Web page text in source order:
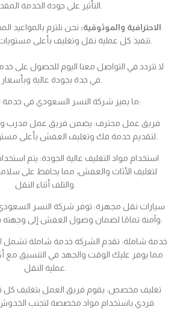
الاحترافية والموثوقية: نحن نلتزم بالمواعيد
لا تتردد في التواصل معنا اليوم للحصول على
ما يميز شركة النسر السعودي في خدمة نقل العفش بجدة:
فريق عمل محترف: يضمن فريق عمل مدرب
استخدام مواد التغليف عالية الجودة: يتم
لتغليف الأثاث والعفش، مما يحافظ على
سيارات نقل مجهزة: توفر شركة النسر
خدمة شاملة: تقدم الشركة خدمة شاملة تشمل
مما يوفر عليك الوقت والجهد في التنسيق مع
تغليف مخصص: يقوم فريق العمل بتغليف